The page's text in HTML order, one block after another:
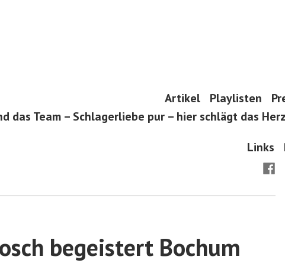
Artikel Playlisten
das Team – Schlagerliebe pur – hier schlägt das
Links
begeistert Bochum